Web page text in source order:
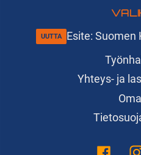
Esite:
Yhteys- ja